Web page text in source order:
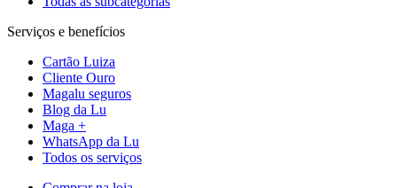
Serviços e benefícios
Cartão Luiza
Cliente Ouro
Magalu seguros
Blog da Lu
Maga +
WhatsApp da Lu
Todos os serviços